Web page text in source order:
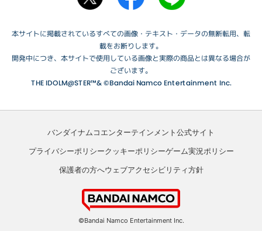
本サイトに掲載されているすべての画像・テキスト・データの無断転用、転
載をお断りします。
開発中につき、本サイトで使用している画像と実際の商品とは異なる場合が
ございます。
THE IDOLM@STER™& ©Bandai Namco Entertainment Inc.
バンダイナムコエンターテインメント公式サイト
プライバシーポリシークッキーポリシーゲーム実況ポリシー
保護者の方へウェブアクセシビリティ方針
©Bandai Namco Entertainment Inc.